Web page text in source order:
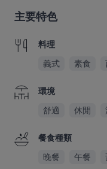
主要特色
料理
義式
素食
環境
舒適
休閒
餐食種類
晚餐
午餐